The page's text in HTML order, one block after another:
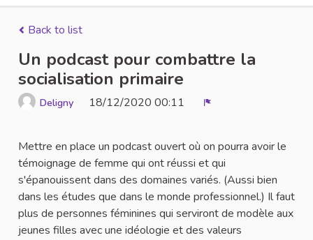
Back to list
Un podcast pour combattre la
socialisation primaire
Deligny 18/12/2020 00:11
Mettre en place un podcast ouvert où on pourra avoir le
témoignage de femme qui ont réussi et qui
s'épanouissent dans des domaines variés. (Aussi bien
dans les études que dans le monde professionnel.) Il faut
plus de personnes féminines qui serviront de modèle aux
jeunes filles avec une idéologie et des valeurs